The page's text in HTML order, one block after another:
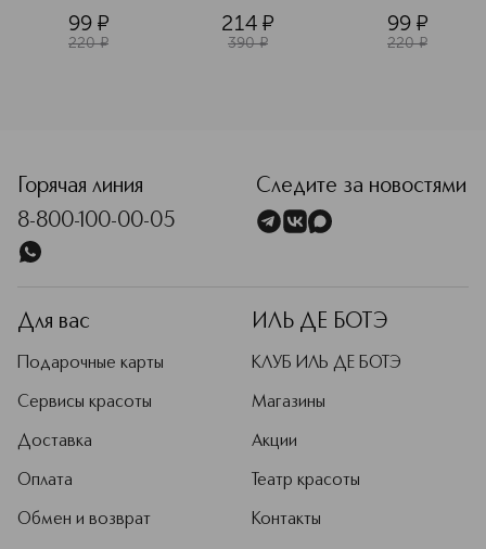
сухой кожи
99 ¤
220 ¤
тонкой и
чувствительной
214 ¤
390 ¤
придающая
сияние тусклой
99 ¤
220 ¤
Горячая линия
8-800-100-00-05
Следите за новостями
Для вас
Подарочные карты
Сервисы красоты
Доставка
Оплата
Обмен и возврат
ИЛЬ ДЕ БОТЭ
КЛУБ ИЛЬ ДЕ БОТЭ
Магазины
Акции
Театр красоты
Контакты